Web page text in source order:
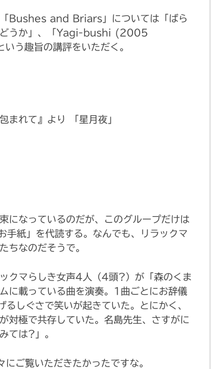
「Bushes and Briars」については「ばら
どうか」、「Yagi-bushi (2005
う趣旨の講評をいただく。
まれて』より 「星月夜」
になっているのだが、このグループだけは
紙」を代読する。なんでも、リラックマ
ちなのだそうで。
クマらしき女声4人（4頭?）が「森のくま
に載っている曲を演奏。1曲ごとにお辞儀
しぐさで笑いが起きていた。とにかく、
対極で共存していた。名島先生、さすがに
ては?」。
ご覧いただきたかったですな。